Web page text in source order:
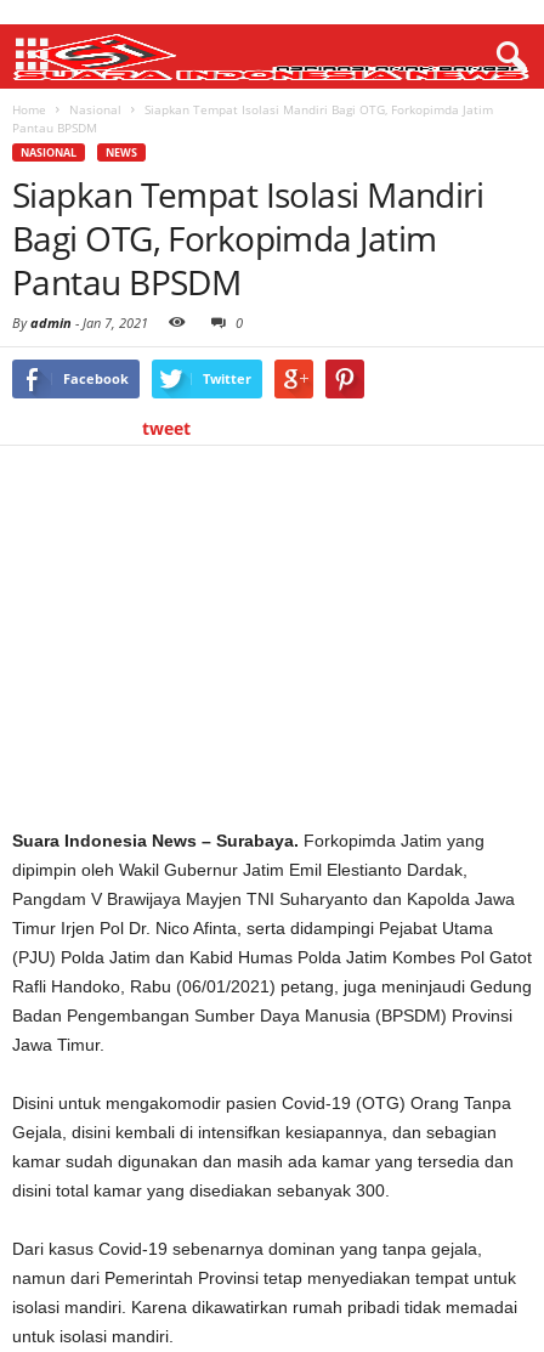
Home Nasional
Siapkan Tempat Isolasi Mandiri Bagi OTG, Forkopimda Jatim
Pantau BPSDM
NASIONAL NEWS
Siapkan Tempat Isolasi Mandiri
Bagi OTG, Forkopimda Jatim
Pantau BPSDM
Byadmin - Jan 7, 2021 0
Facebook Twitter
tweet
Suara Indonesia News – Surabaya. Forkopimda Jatim yang
dipimpin oleh Wakil Gubernur Jatim Emil Elestianto Dardak,
Pangdam V Brawijaya Mayjen TNI Suharyanto dan Kapolda Jawa
Timur Irjen Pol Dr. Nico Afinta, serta didampingi Pejabat Utama
(PJU) Polda Jatim dan Kabid Humas Polda Jatim Kombes Pol Gatot
Rafli Handoko, Rabu (06/01/2021) petang, juga meninjaudi Gedung
Badan Pengembangan Sumber Daya Manusia (BPSDM) Provinsi
Jawa Timur.
Disini untuk mengakomodir pasien Covid-19 (OTG) Orang Tanpa
Gejala, disini kembali di intensifkan kesiapannya, dan sebagian
kamar sudah digunakan dan masih ada kamar yang tersedia dan
disini total kamar yang disediakan sebanyak 300.
Dari kasus Covid-19 sebenarnya dominan yang tanpa gejala,
namun dari Pemerintah Provinsi tetap menyediakan tempat untuk
isolasi mandiri. Karena dikawatirkan rumah pribadi tidak memadai
untuk isolasi mandiri.